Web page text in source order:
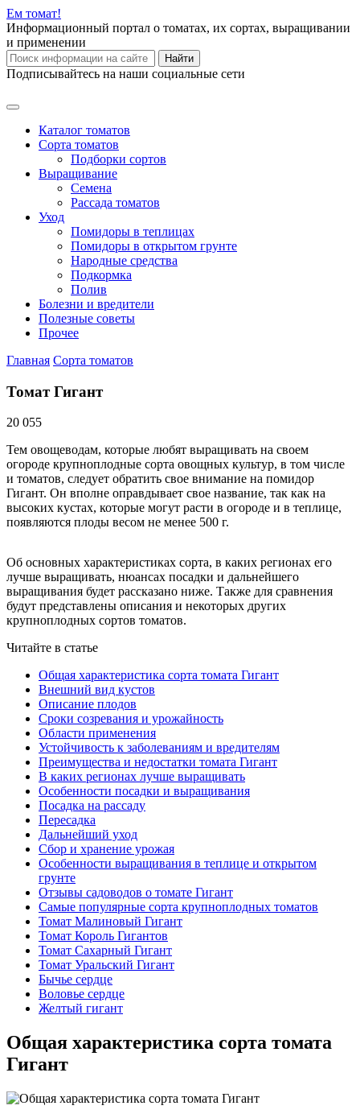
Ем томат!
Информационный портал о томатах, их сортах, выращивании
и применении
Найти
Подписывайтесь на наши социальные сети
Каталог томатов
Сорта томатов
Подборки сортов
Выращивание
Семена
Рассада томатов
Уход
Помидоры в теплицах
Помидоры в открытом грунте
Народные средства
Подкормка
Полив
Болезни и вредители
Полезные советы
Прочее
Главная Сорта томатов
Томат Гигант
20 055
Тем овощеводам, которые любят выращивать на своем
огороде крупноплодные сорта овощных культур, в том числе
и томатов, следует обратить свое внимание на помидор
Гигант. Он вполне оправдывает свое название, так как на
высоких кустах, которые могут расти в огороде и в теплице,
появляются плоды весом не менее 500 г.
Об основных характеристиках сорта, в каких регионах его
лучше выращивать, нюансах посадки и дальнейшего
выращивания будет рассказано ниже. Также для сравнения
будут представлены описания и некоторых других
крупноплодных сортов томатов.
Читайте в статье
Общая характеристика сорта томата Гигант
Внешний вид кустов
Описание плодов
Сроки созревания и урожайность
Области применения
Устойчивость к заболеваниям и вредителям
Преимущества и недостатки томата Гигант
В каких регионах лучше выращивать
Особенности посадки и выращивания
Посадка на рассаду
Пересадка
Дальнейший уход
Сбор и хранение урожая
Особенности выращивания в теплице и открытом
грунте
Отзывы садоводов о томате Гигант
Самые популярные сорта крупноплодных томатов
Томат Малиновый Гигант
Томат Король Гигантов
Томат Сахарный Гигант
Томат Уральский Гигант
Бычье сердце
Воловье сердце
Желтый гигант
Общая характеристика сорта томата
Гигант